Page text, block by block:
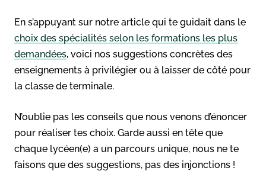
En s’appuyant sur notre article qui te guidait dans le
choix des spécialités selon les formations les plus
demandées, voici nos suggestions concrètes des
enseignements à privilégier ou à laisser de côté pour
la classe de terminale.
N’oublie pas les conseils que nous venons d’énoncer
pour réaliser tes choix. Garde aussi en tête que
chaque lycéen(e) a un parcours unique, nous ne te
faisons que des suggestions, pas des injonctions !